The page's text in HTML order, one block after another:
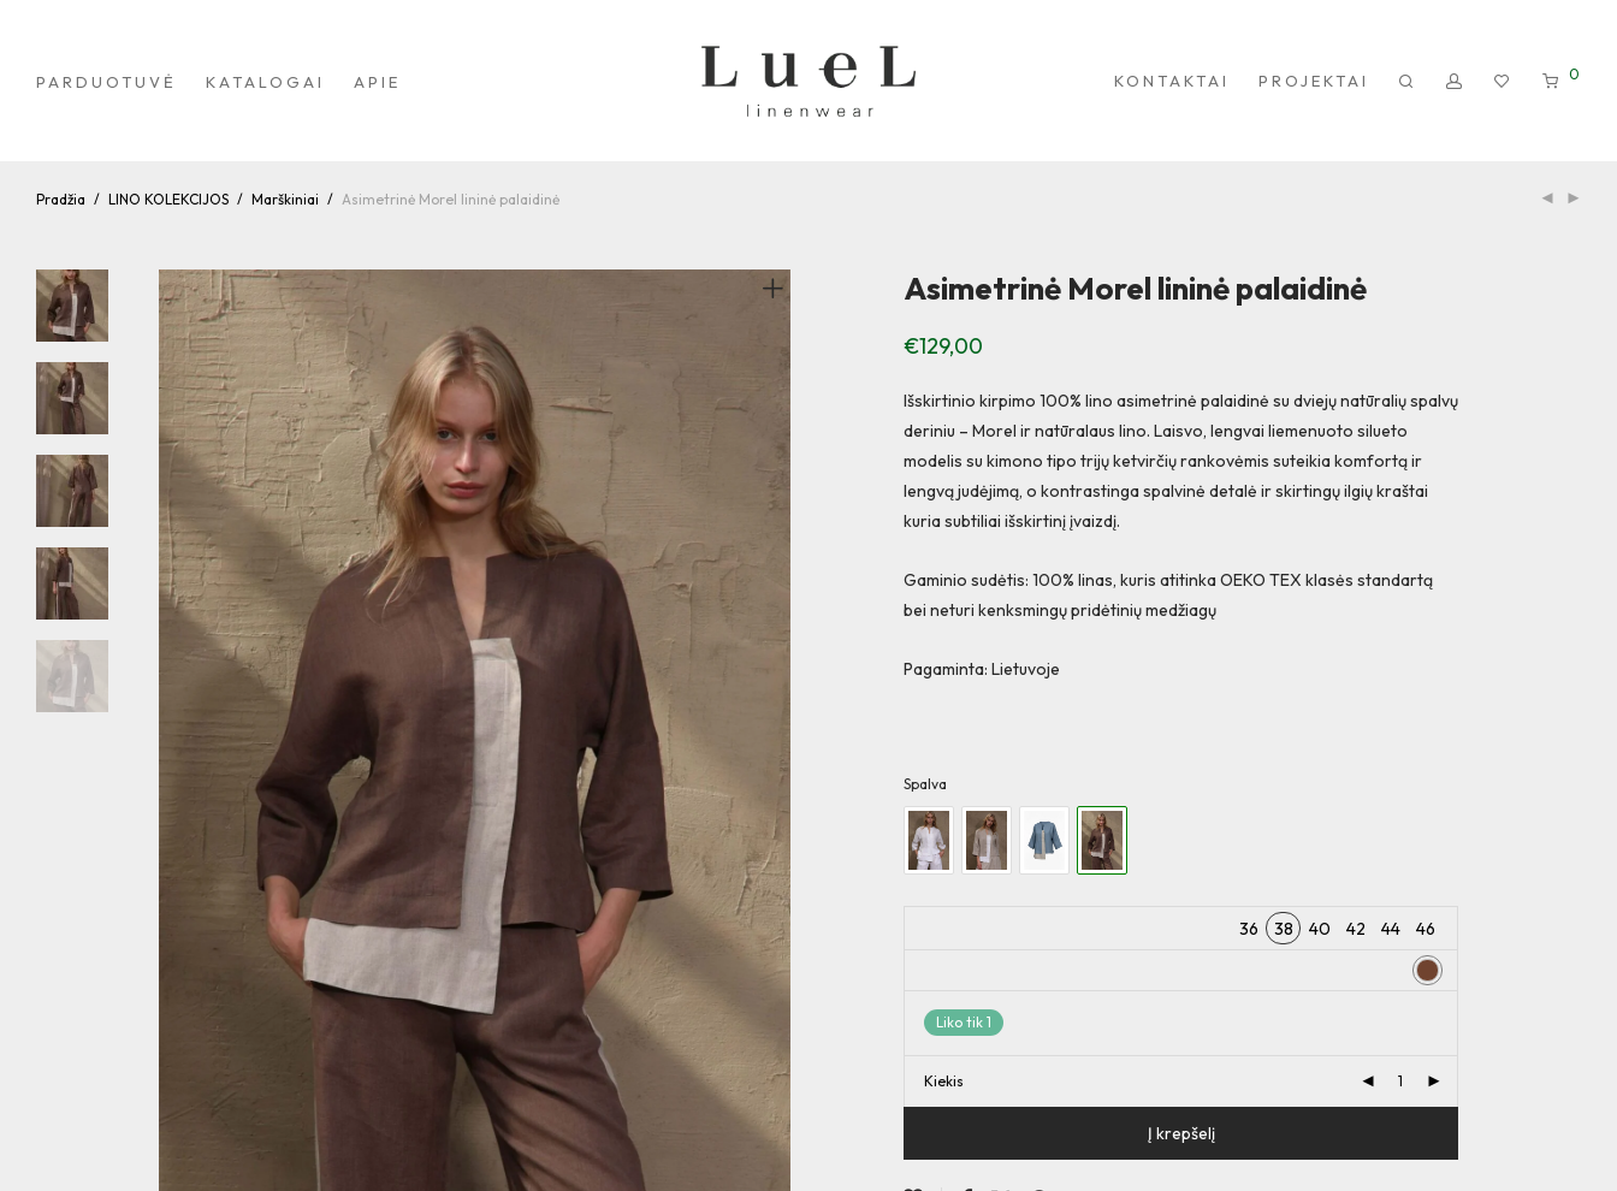
PARDUOTUVĖ KATALOGAI APIE KONTAKTAI PROJEKTAI 0
Pradžia / LINO KOLEKCIJOS / Marškiniai / Asimetrinė Morel lininė palaidinė
Asimetrinė Morel lininė palaidinė
€129,00
Išskirtinio kirpimo 100% lino asimetrinė palaidinė su dviejų natūralių spalvų
deriniu – Morel ir natūralaus lino. Laisvo, lengvai liemenuoto silueto
modelis su kimono tipo trijų ketvirčių rankovėmis suteikia komfortą ir
lengvą judėjimą, o kontrastinga spalvinė detalė ir skirtingų ilgių kraštai
kuria subtiliai išskirtinį įvaizdį.
Gaminio sudėtis: 100% linas, kuris atitinka OEKO TEX klasės standartą
bei neturi kenksmingų pridėtinių medžiagų
Pagaminta: Lietuvoje
Spalva
36 38 40 42 44 46
Liko tik 1
Kiekis
Į krepšelį